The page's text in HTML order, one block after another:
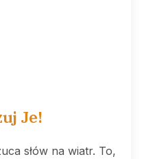
Je!
słów na wiatr. To,